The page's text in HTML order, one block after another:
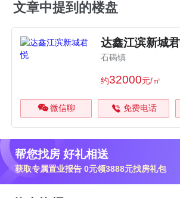
文章中提到的楼盘
达鑫江滨新城
石碣镇
约32000元/㎡
微信聊 免费电话
帮您找房 好礼相送
获取专属置业报告 0元领3888元找房礼包